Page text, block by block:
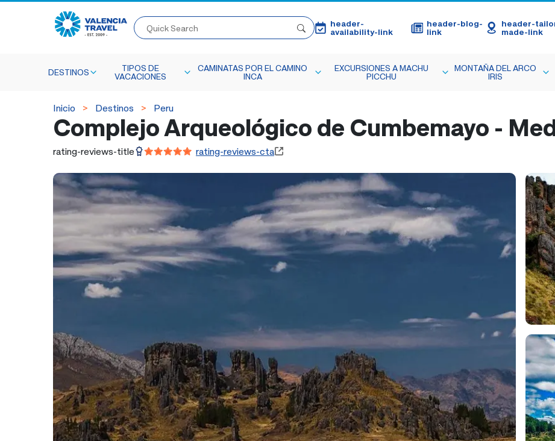
header-
availability-link
header-blog-
link
header-
made-link
DESTINOS
TIPOS DE
VACACIONES
CAMINATAS POR EL CAMINO
INCA
EXCURSIONES A MACHU
PICCHU
MONTAÑA DEL ARCO
IRIS
Inicio Destinos Peru
Complejo Arqueológico de Cumbemayo -
rating-reviews-title rating-reviews-cta